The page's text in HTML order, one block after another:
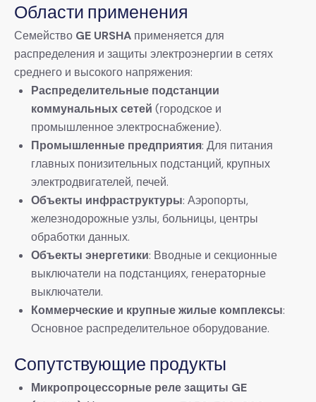
Области применения
Семейство GE URSHA ​ применяется для
распределения и защиты электроэнергии в сетях
среднего и высокого напряжения:
Распределительные подстанции
коммунальных сетей ​ (городское и
промышленное электроснабжение).
Промышленные предприятия: Для питания
главных понизительных подстанций, крупных
электродвигателей, печей.
Объекты инфраструктуры: Аэропорты,
железнодорожные узлы, больницы, центры
обработки данных.
Объекты энергетики: Вводные и секционные
выключатели на подстанциях, генераторные
выключатели.
Коммерческие и крупные жилые комплексы:
Основное распределительное оборудование.
Сопутствующие продукты
Микропроцессорные реле защиты GE